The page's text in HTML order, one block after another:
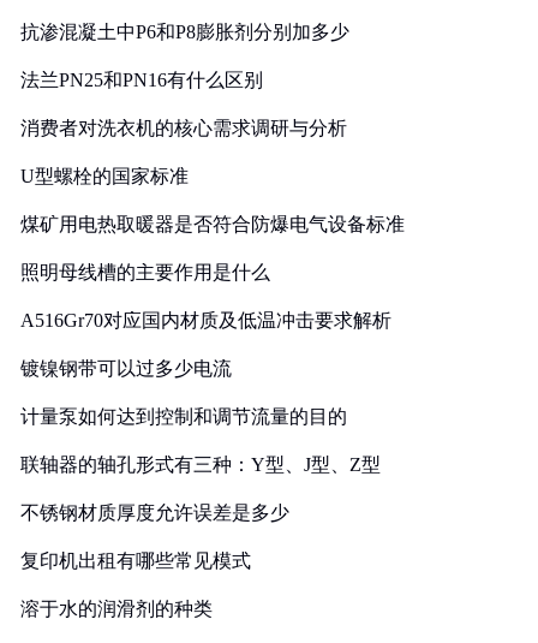
抗渗混凝土中P6和P8膨胀剂分别加多少
法兰PN25和PN16有什么区别
消费者对洗衣机的核心需求调研与分析
U型螺栓的国家标准
煤矿用电热取暖器是否符合防爆电气设备标准
照明母线槽的主要作用是什么
A516Gr70对应国内材质及低温冲击要求解析
镀镍钢带可以过多少电流
计量泵如何达到控制和调节流量的目的
联轴器的轴孔形式有三种：Y型、J型、Z型
不锈钢材质厚度允许误差是多少
复印机出租有哪些常见模式
溶于水的润滑剂的种类